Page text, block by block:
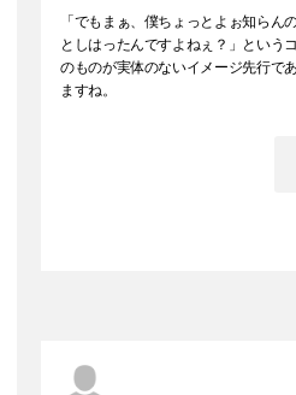
「でもまぁ、僕ちょっとよぉ知らん
としはったんですよねぇ？」という
のものが実体のないイメージ先行で
ますね。